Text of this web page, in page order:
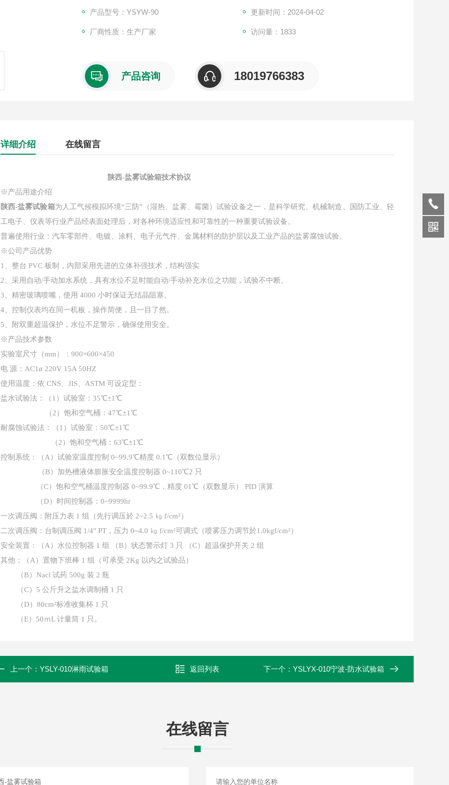
普遍使用行业：汽车零部件、电镀、涂料、电子元气件、金属材料的防护层以及工业产品的盐雾
产品型号：YSYW-90 更新时间：2024-04-02
厂商性质：生产厂家 访问量：1833
产品咨询 18019766383
详细介绍 在线留言
陕西-盐雾试验箱技术协议
※产品用途介绍
陕西-盐雾试验箱为人工气候模拟环境“三防"（湿热、盐雾、霉菌）试验设备之一，是科学研究、机械制造、国防工业、轻
工电子、仪表等行业产品经表面处理后，对各种环境适应性和可靠性的一种重要试验设备。
普遍使用行业：汽车零部件、电镀、涂料、电子元气件、金属材料的防护层以及工业产品的盐雾腐蚀试验。
※公司产品优势
1、整台 PVC 板制，内部采用先进的立体补强技术，结构强实
2、采用自动/手动加水系统，具有水位不足时能自动/手动补充水位之功能，试验不中断。
3、精密玻璃喷嘴，使用 4000 小时保证无结晶阻塞。
4、控制仪表均在同一机板，操作简便，且一目了然。
5、附双重超温保护，水位不足警示，确保使用安全。
※产品技术参数
实验室尺寸（mm）：900×600×450
电 源： AC1ø 220V 15A 50HZ
使用温度：依 CNS、JIS、ASTM 可设定型：
盐水试验法：（1）试验室：35℃±1℃
（2）饱和空气桶：47℃±1℃
耐腐蚀试验法：（1）试验室：50℃±1℃
（2）饱和空气桶：63℃±1℃
控制系统：（A）试验室温度控制 0~99.9℃精度 0.1℃（双数位显示）
（B）加热槽液体膨胀安全温度控制器 0~110℃2 只
（C）饱和空气桶温度控制器 0~99.9℃，精度 01℃（双数显示） PID 演算
（D）时间控制器：0~9999hr
一次调压阀：附压力表 1 组（先行调压於 2~2.5 ㎏ f/cm²）
二次调压阀：台制调压阀 1/4" PT，压力 0~4.0 ㎏ f/cm²可调式（喷雾压力调节於1.0kgf/cm²）
安全装置：（A）水位控制器 1 组 （B）状态警示灯 3 只 （C）超温保护开关 2 组
其他；（A）置物下班棒 1 组（可承受 2Kg 以内之试验品）
（B）Nacl 试药 500g 装 2 瓶
（C）5 公斤升之盐水调制桶 1 只
（D）80cm²标准收集杯 1 只
（E） 50ｍL 计量筒 1 只。
上一个： YSLY-010淋雨试验箱 返回列表 下一个： YSLYX-010宁波-防水试验箱
在线留言